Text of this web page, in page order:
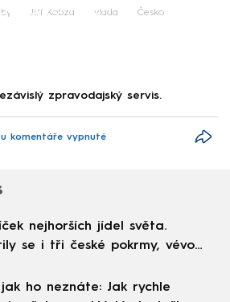
to fetch
Jiří Kobza vláda Česko
zpravodajský servis.
komentáře vypnuté
nejhorších jídel světa.
se i tři české pokrmy, vévodí
jak ho neznáte: Jak rychle